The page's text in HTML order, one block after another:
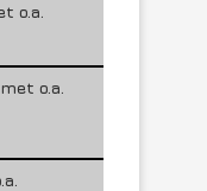
o.a.
o.a.